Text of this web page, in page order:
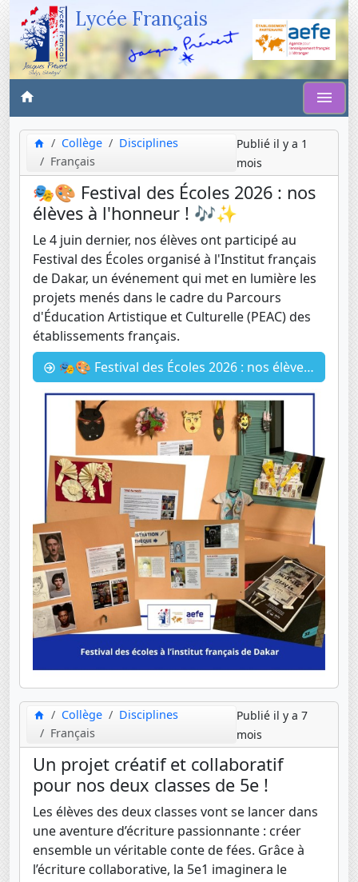
Lycée Français
Collège
Disciplines
Français
Publié il y a 1
mois
🎭🎨 Festival des Écoles 2026 : nos
élèves à l'honneur ! 🎶✨
Le 4 juin dernier, nos élèves ont participé au
Festival des Écoles organisé à l'Institut français
de Dakar, un événement qui met en lumière les
projets menés dans le cadre du Parcours
d'Éducation Artistique et Culturelle (PEAC) des
établissements français.
🎭🎨 Festival des Écoles 2026 : nos élèves à l'honneur ! 🎶✨
Collège
Disciplines
Français
Publié il y a 7
mois
Un projet créatif et collaboratif
pour nos deux classes de 5e !
Les élèves des deux classes vont se lancer dans
une aventure d’écriture passionnante : créer
ensemble un véritable conte de fées. Grâce à
l’écriture collaborative, la 5e1 imaginera le